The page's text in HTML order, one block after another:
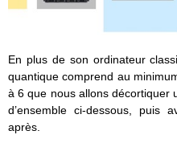
En plus de son ordinateur
quantique comprend au
à 6 que nous allons décortiquer
d’ensemble ci-dessous, puis
après.